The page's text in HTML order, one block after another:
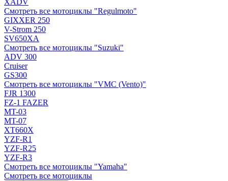
XADV
Смотреть все мотоциклы "Regulmoto"
GIXXER 250
V-Strom 250
SV650XA
Смотреть все мотоциклы "Suzuki"
ADV 300
Cruiser
GS300
Смотреть все мотоциклы "VMC (Vento)"
FJR 1300
FZ-1 FAZER
MT-03
MT-07
XT660X
YZF-R1
YZF-R25
YZF-R3
Смотреть все мотоциклы "Yamaha"
Смотреть все мотоциклы